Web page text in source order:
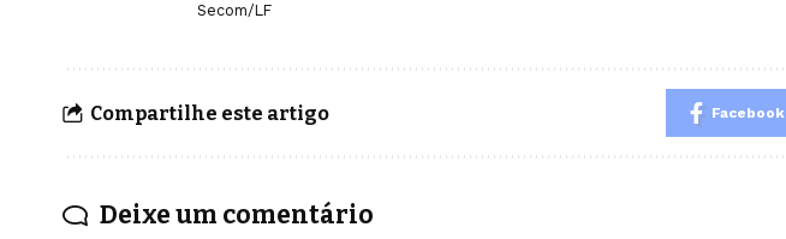
Secom/LF
Compartilhe este artigo Facebook
Deixe um comentário